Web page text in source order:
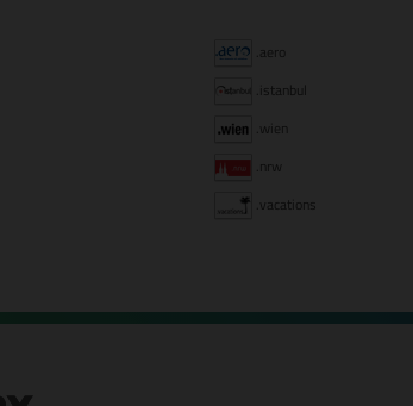
.aero
.istanbul
.wien
.nrw
.vacations